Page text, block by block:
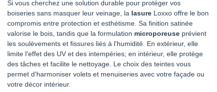
Si vous cherchez une solution durable pour protéger vos
boiseries sans masquer leur veinage, la lasure Loxxo offre le bon
compromis entre protection et esthétisme. Sa finition satinée
valorise le bois, tandis que la formulation microporeuse prévient
les soulèvements et fissures liés à l'humidité. En extérieur, elle
limite l'effet des UV et des intempéries; en intérieur, elle protège
des tâches et facilite le nettoyage. Le choix des teintes vous
permet d'harmoniser volets et menuiseries avec votre façade ou
votre décor intérieur.